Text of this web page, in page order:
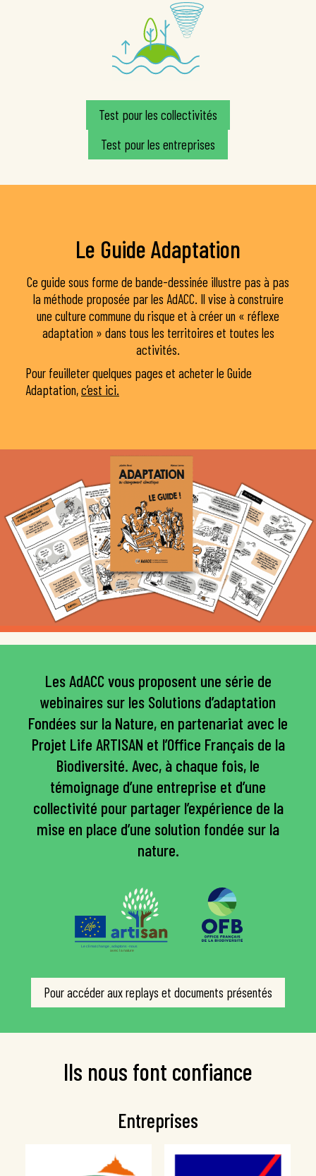
Test pour les collectivités
Test pour les entreprises
Le GuideAdaptation
Ce guide sous forme de bande-dessinée illustre pas à pas
la méthode proposée par les AdACC. Il vise à construire
une culture commune du risque et à créer un « réflexe
adaptation » dans tous les territoires et toutes les
activités.
Pour feuilleter quelques pages et acheter le Guide
Adaptation,c’est ici.
Les AdACC vous proposent une série de
webinaires sur les Solutions d’adaptation
Fondées sur la Nature, en partenariat avec le
Projet Life ARTISAN et l’Office Français de la
Biodiversité. Avec, à chaque fois, le
témoignage d’une entreprise et d’une
collectivité pour partager l’expérience de la
mise en place d’une solution fondée sur la
nature.
Pour accéder aux replays et documents présentés
Ils nous font confiance
Entreprises